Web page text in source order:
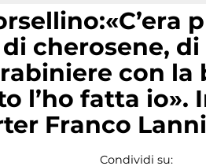
cherosene, di
con la
l’ho fatta io».
Franco
Condividi su: